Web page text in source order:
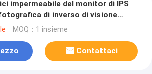
impermeabile del monitor di IPS
di inverso di visione
MOQ：1 insieme
Contattaci